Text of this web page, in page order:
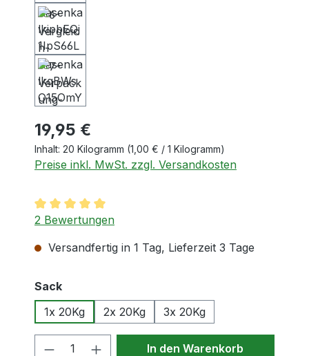
19,95 €
Inhalt: 20 Kilogramm (1,00 € / 1 Kilogramm)
Preise inkl. MwSt. zzgl. Versandkosten
Durchschnittliche Bewertung von 5 von 5 Sternen
2 Bewertungen
Versandfertig in 1 Tag, Lieferzeit 3 Tage
Sackauswählen
1x 20Kg
2x 20Kg 3x 20Kg
Produkt Anzahl: Gib den
In den Warenkorb